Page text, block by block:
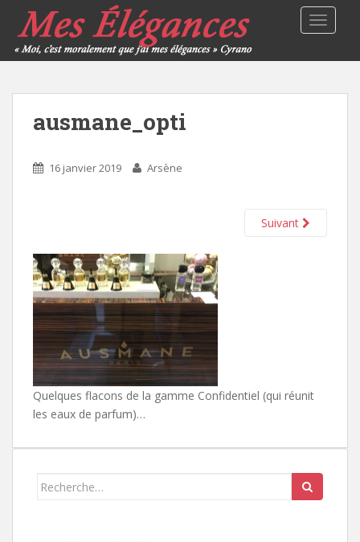
ausmane_opti
16 janvier 2019 Arsène
Suivant
Quelques flacons de la gamme Confidentiel (qui réunit
les eaux de parfum)…
Search